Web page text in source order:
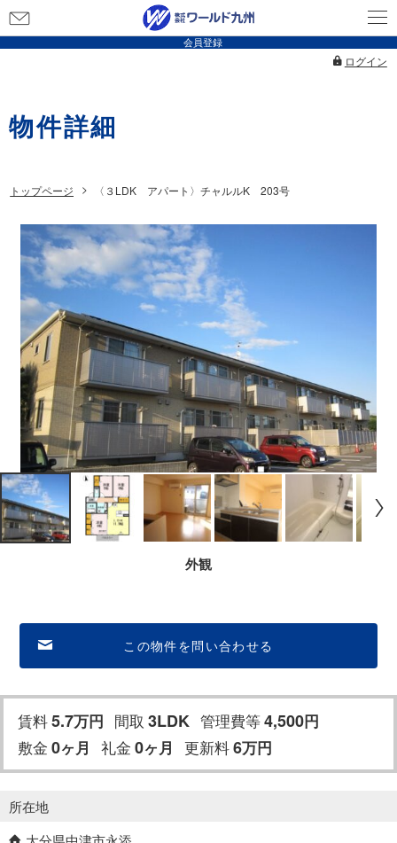
会員登録
ログイン
問
せ
物件詳細
トップページ 〈３LDK アパート〉チャルルK 203号
外観
この物件を問い合わせる
賃料5.7万円 間取 3LDK 管理費等4,500円
敷金 0ヶ月 礼金 0ヶ月 更新料6万円
所在地